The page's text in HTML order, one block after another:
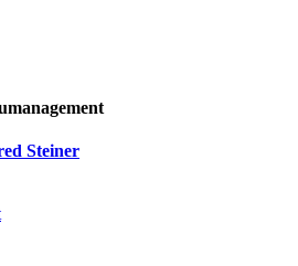
Steiner